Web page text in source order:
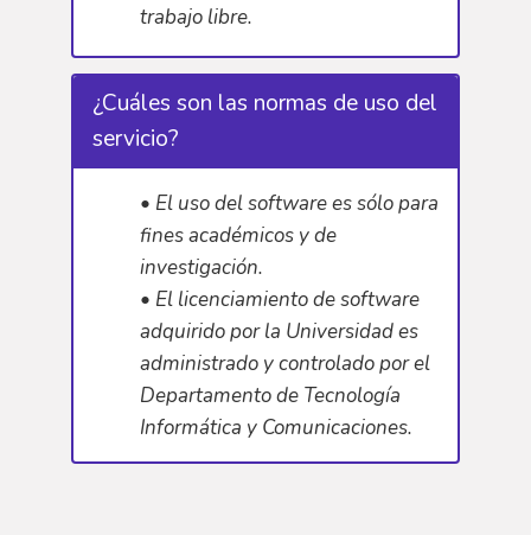
trabajo libre.
¿Cuáles son las normas de uso del
servicio?
• El uso del software es sólo para
fines académicos y de
investigación.
• El licenciamiento de software
adquirido por la Universidad es
administrado y controlado por el
Departamento de Tecnología
Informática y Comunicaciones.